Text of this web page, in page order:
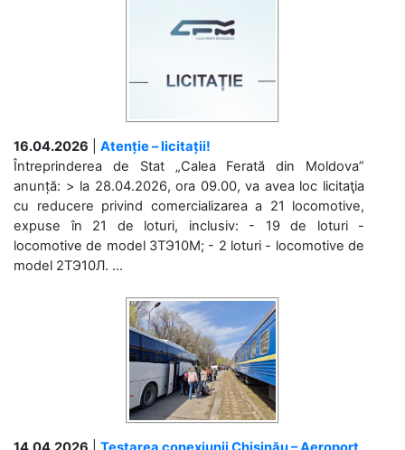
16.04.2026
Atenție – licitații!
Întreprinderea de Stat „Calea Ferată din Moldova”
anunță: > la 28.04.2026, ora 09.00, va avea loc licitaţia
cu reducere privind comercializarea a 21 locomotive,
expuse în 21 de loturi, inclusiv: - 19 de loturi -
locomotive de model 3ТЭ10М; - 2 loturi - locomotive de
model 2ТЭ10Л. ...